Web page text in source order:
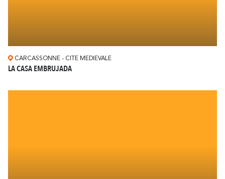
CARCASSONNE - CITE MEDIEVALE
LA CASA EMBRUJADA